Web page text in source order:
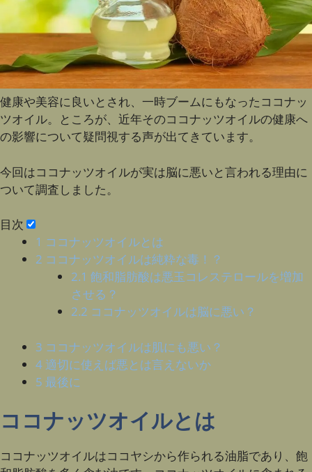
健康や美容に良いとされ、一時ブームにもなったココナッ
ツオイル。ところが、近年そのココナッツオイルの健康へ
の影響について疑問視する声が出てきています。
今回はココナッツオイルが実は脳に悪いと言われる理由に
ついて調査しました。
目次
1 ココナッツオイルとは
2 ココナッツオイルは純粋な毒！？
2.1 飽和脂肪酸は悪玉コレステロールを増加
させる？
2.2 ココナッツオイルは脳に悪い？
3 ココナッツオイルは肌にも悪い？
4適切に使えば悪とは言えないか
5 最後に
ココナッツオイルとは
ココナッツオイルはココヤシから作られる油脂であり、飽